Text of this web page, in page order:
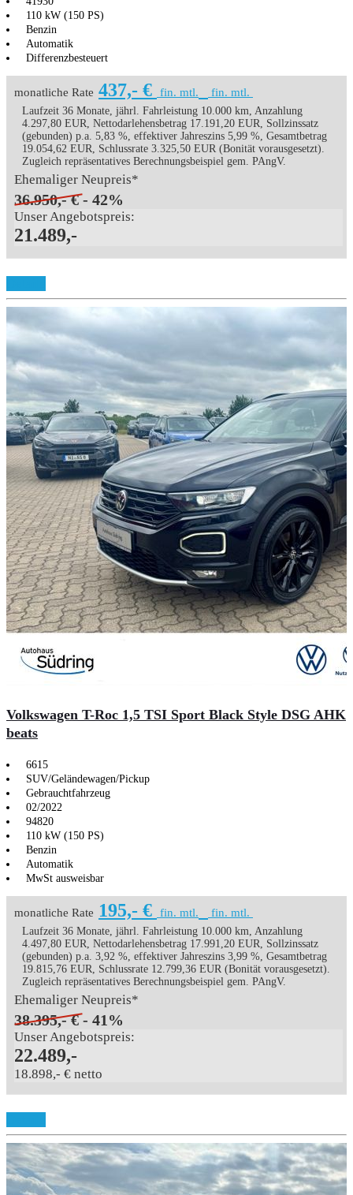
110 kW (150 PS)
Benzin
Automatik
Differenzbesteuert
monatliche Rate 437,- € fin. mtl. fin. mtl.
Laufzeit 36 Monate, jährl. Fahrleistung 10.000 km, Anzahlung
4.297,80 EUR, Nettodarlehensbetrag 17.191,20 EUR, Sollzinssatz
(gebunden) p.a. 5,83 %, effektiver Jahreszins 5,99 %, Gesamtbetrag
19.054,62 EUR, Schlussrate 3.325,50 EUR (Bonität vorausgesetzt).
Zugleich repräsentatives Berechnungsbeispiel gem. PAngV.
Ehemaliger Neupreis*
36.950,- € - 42%
Unser Angebotspreis:
21.489,-
Volkswagen T-Roc 1,5 TSI Sport Black Style DSG AHK
beats
6615
SUV/Geländewagen/Pickup
Gebrauchtfahrzeug
02/2022
94820
110 kW (150 PS)
Benzin
Automatik
MwSt ausweisbar
monatliche Rate 195,- € fin. mtl. fin. mtl.
Laufzeit 36 Monate, jährl. Fahrleistung 10.000 km, Anzahlung
4.497,80 EUR, Nettodarlehensbetrag 17.991,20 EUR, Sollzinssatz
(gebunden) p.a. 3,92 %, effektiver Jahreszins 3,99 %, Gesamtbetrag
19.815,76 EUR, Schlussrate 12.799,36 EUR (Bonität vorausgesetzt).
Zugleich repräsentatives Berechnungsbeispiel gem. PAngV.
Ehemaliger Neupreis*
38.395,- € - 41%
Unser Angebotspreis:
22.489,-
18.898,- € netto